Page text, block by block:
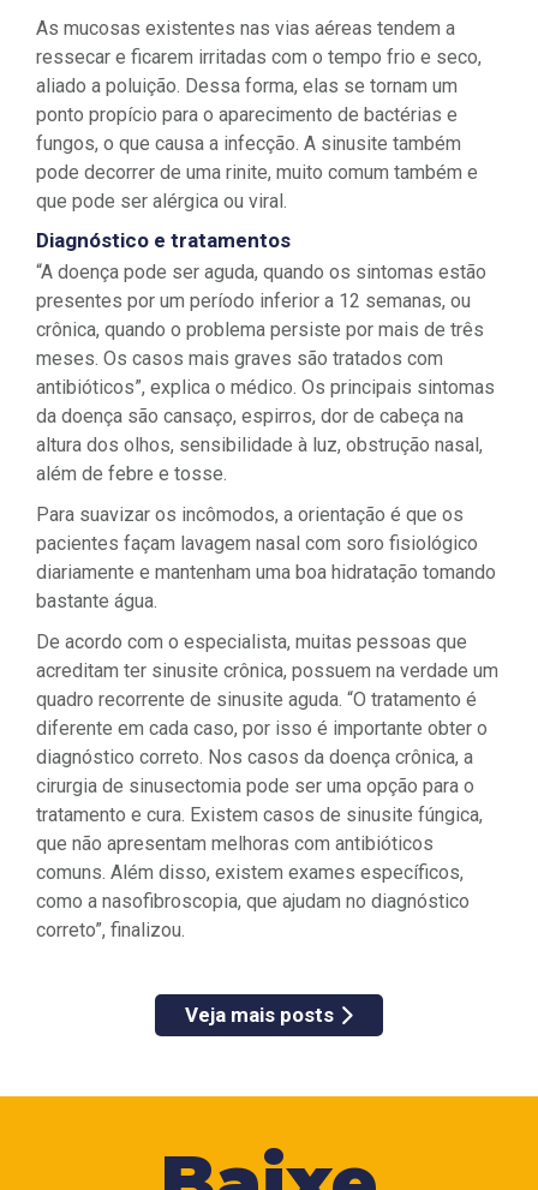
As mucosas existentes nas vias aéreas tendem a
ressecar e ficarem irritadas com o tempo frio e seco,
aliado a poluição. Dessa forma, elas se tornam um
ponto propício para o aparecimento de bactérias e
fungos, o que causa a infecção. A sinusite também
pode decorrer de uma rinite, muito comum também e
que pode ser alérgica ou viral.
Diagnóstico e tratamentos
“A doença pode ser aguda, quando os sintomas estão
presentes por um período inferior a 12 semanas, ou
crônica, quando o problema persiste por mais de três
meses. Os casos mais graves são tratados com
antibióticos”, explica o médico. Os principais sintomas
da doença são cansaço, espirros, dor de cabeça na
altura dos olhos, sensibilidade à luz, obstrução nasal,
além de febre e tosse.
Para suavizar os incômodos, a orientação é que os
pacientes façam lavagem nasal com soro fisiológico
diariamente e mantenham uma boa hidratação tomando
bastante água.
De acordo com o especialista, muitas pessoas que
acreditam ter sinusite crônica, possuem na verdade um
quadro recorrente de sinusite aguda. “O tratamento é
diferente em cada caso, por isso é importante obter o
diagnóstico correto. Nos casos da doença crônica, a
cirurgia de sinusectomia pode ser uma opção para o
tratamento e cura. Existem casos de sinusite fúngica,
que não apresentam melhoras com antibióticos
comuns. Além disso, existem exames específicos,
como a nasofibroscopia, que ajudam no diagnóstico
correto”, finalizou.
Veja mais posts